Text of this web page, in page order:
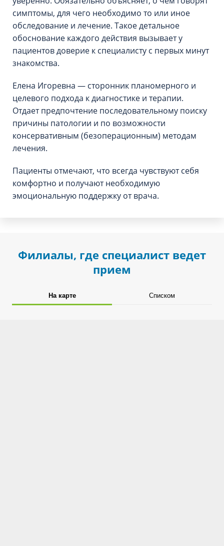
симптомы, для чего необходимо то или иное
обследование и лечение. Такое детальное
обоснование каждого действия вызывает у
пациентов доверие к специалисту с первых минут
знакомства.
Елена Игоревна — сторонник планомерного и
целевого подхода к диагностике и терапии.
Отдает предпочтение последовательному поиску
причины патологии и по возможности
консервативным (безоперационным) методам
лечения.
Пациенты отмечают, что всегда чувствуют себя
комфортно и получают необходимую
эмоциональную поддержку от врача.
Филиалы, где специалист ведет
прием
На карте Списком